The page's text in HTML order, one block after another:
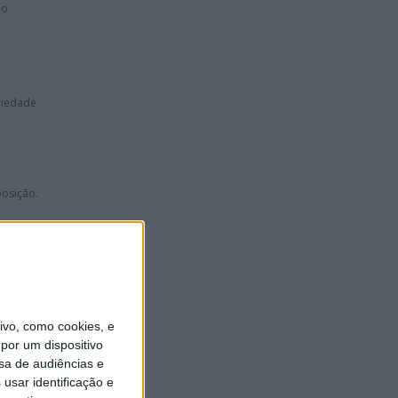
como cookies, e
um dispositivo
de audiências e
identificação e
mais
2022,